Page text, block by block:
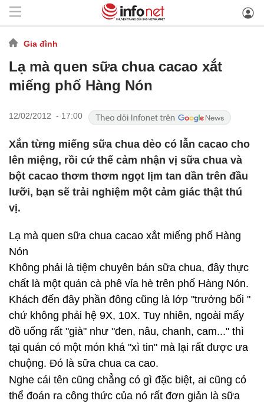
Gia đình
Lạ mà quen sữa chua cacao xắt
miếng phố Hàng Nón
12/02/2012 - 17:00
Xắn từng miếng sữa chua dẻo có lẫn cacao cho
lên miệng, rồi cứ thế cảm nhận vị sữa chua và
bột cacao thơm thơm ngọt lịm tan dần trên đầu
lưỡi, bạn sẽ trải nghiệm một cảm giác thật thú
vị.
Lạ mà quen sữa chua cacao xắt miếng phố Hàng
Nón
Không phải là tiệm chuyên bán sữa chua, đây thực
chất là một quán cà phê vỉa hè trên phố Hàng Nón.
Khách đến đây phần đông cũng là lớp "trưởng bối "
chứ không phải hệ 9X, 10X. Tuy nhiên, ngoài mấy
đồ uống rất "già" như "đen, nâu, chanh, cam..." thì
tại quán có một món khá "xì tin" mà lại rất được ưa
chuộng. Đó là sữa chua ca cao.
Nghe cái tên cũng chẳng có gì đặc biệt, ai cũng có
thể đoán ra công thức của nó rất đơn giản là sữa